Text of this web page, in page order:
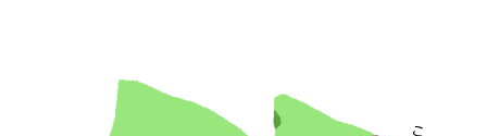
2025年08月（1）
2025年05月（2）
好奇心からの発達
（2026年02月）